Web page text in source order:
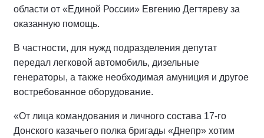
области от «Единой России» Евгению Дегтяреву за
оказанную помощь.
В частности, для нужд подразделения депутат
передал легковой автомобиль, дизельные
генераторы, а также необходимая амуниция и другое
востребованное оборудование.
«От лица командования и личного состава 17-го
Донского казачьего полка бригады «Днепр» хотим